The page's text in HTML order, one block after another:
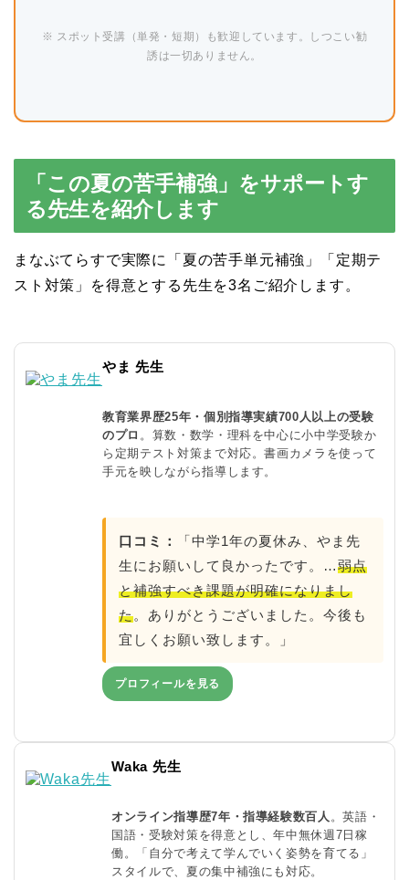
※ スポット受講（単発・短期）も歓迎しています。しつこい勧
誘は一切ありません。
「この夏の苦手補強」をサポートす
る先生を紹介します
まなぶてらすで実際に「夏の苦手単元補強」「定期テ
スト対策」を得意とする先生を3名ご紹介します。
やま 先生
教育業界歴25年・個別指導実績700人以上の受験
のプロ 。算数・数学・理科を中心に小中学受験か
ら定期テスト対策まで対応。書画カメラを使って
手元を映しながら指導します。
口コミ：
「中学1年の夏休み、やま先
生にお願いして良かったです。…弱点
と補強すべき課題が明確になりまし
た。ありがとうございました。今後も
宜しくお願い致します。」
プロフィールを見る
Waka 先生
オンライン指導歴7年・指導経験数百人 。英語・
国語・受験対策を得意とし、年中無休週7日稼
働。「自分で考えて学んでいく姿勢を育てる」
スタイルで、夏の集中補強にも対応。